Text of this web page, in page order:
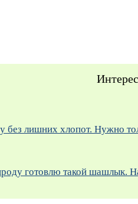
без лишних хлопот. Нужно
готовлю такой шашлык.